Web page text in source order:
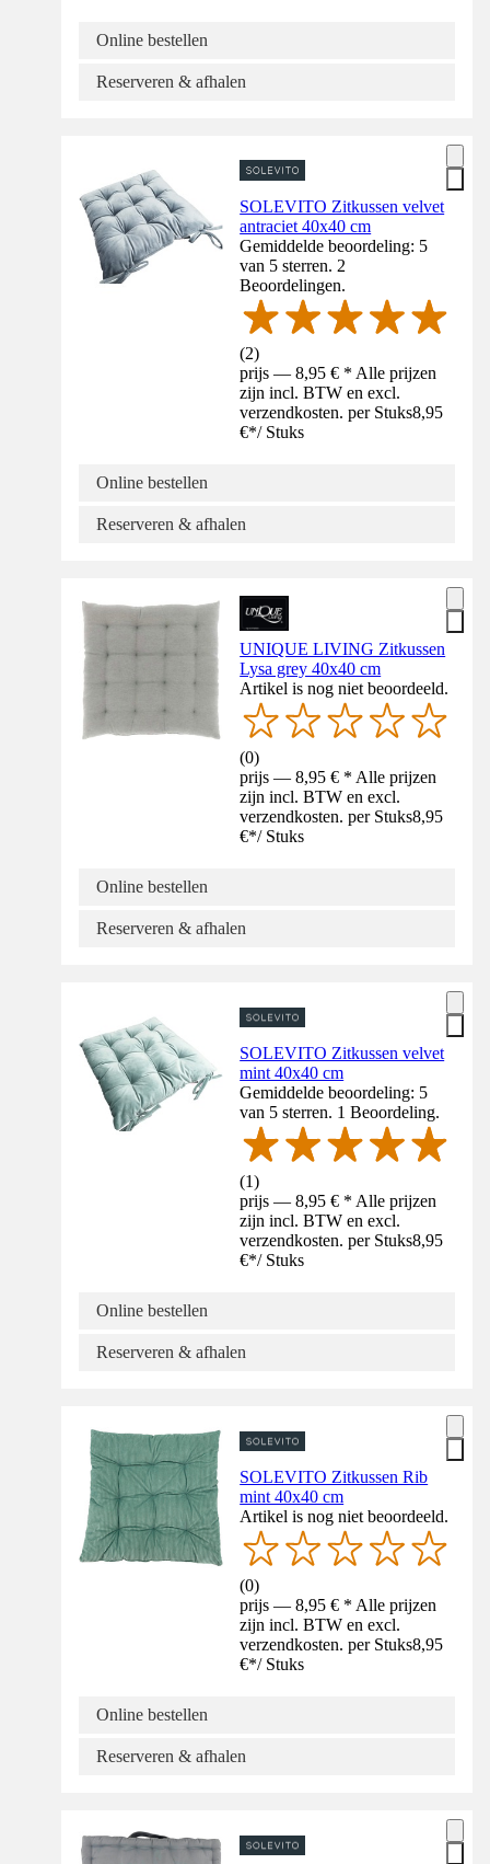
Online bestellen
Reserveren & afhalen
SOLEVITO Zitkussen velvet
antraciet 40x40 cm
Gemiddelde beoordeling: 5
van 5 sterren. 2
Beoordelingen.
(2)
prijs — 8,95 € * Alle prijzen
zijn incl. BTW en excl.
verzendkosten. per Stuks8,95
€*/ Stuks
Online bestellen
Reserveren & afhalen
UNIQUE LIVING Zitkussen
Lysa grey 40x40 cm
Artikel is nog niet beoordeeld.
(0)
prijs — 8,95 € * Alle prijzen
zijn incl. BTW en excl.
verzendkosten. per Stuks8,95
€*/ Stuks
Online bestellen
Reserveren & afhalen
SOLEVITO Zitkussen velvet
mint 40x40 cm
Gemiddelde beoordeling: 5
van 5 sterren. 1 Beoordeling.
(1)
prijs — 8,95 € * Alle prijzen
zijn incl. BTW en excl.
verzendkosten. per Stuks8,95
€*/ Stuks
Online bestellen
Reserveren & afhalen
SOLEVITO Zitkussen Rib
mint 40x40 cm
Artikel is nog niet beoordeeld.
(0)
prijs — 8,95 € * Alle prijzen
zijn incl. BTW en excl.
verzendkosten. per Stuks8,95
€*/ Stuks
Online bestellen
Reserveren & afhalen